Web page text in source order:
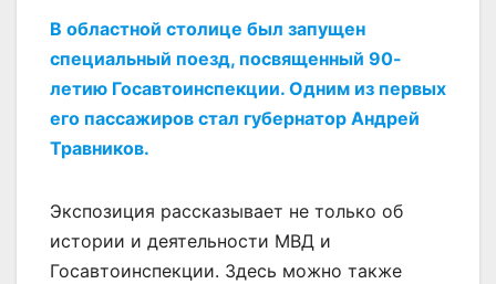
В областной столице был запущен
специальный поезд, посвященный 90-
летию Госавтоинспекции. Одним из первых
его пассажиров стал губернатор Андрей
Травников.
Экспозиция рассказывает не только об
истории и деятельности МВД и
Госавтоинспекции. Здесь можно также